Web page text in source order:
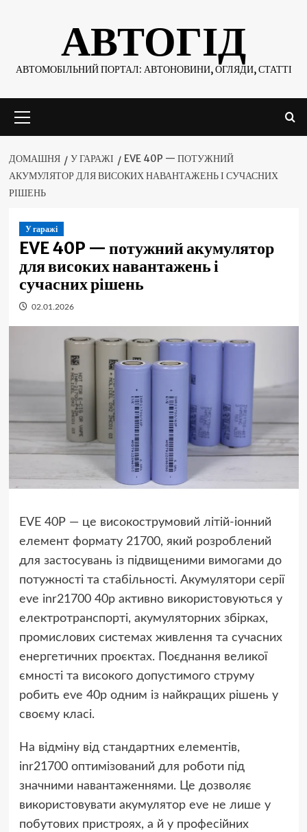
АВТОГІД
АВТОМОБІЛЬНИЙ ПОРТАЛ: АВТОНОВИНИ, ОГЛЯДИ, СТАТТІ
меню
ДОМАШНЯ У ГАРАЖІ
EVE 40P — ПОТУЖНИЙ
АКУМУЛЯТОР ДЛЯ ВИСОКИХ НАВАНТАЖЕНЬ І СУЧАСНИХ
РІШЕНЬ
У гаражі
EVE 40P — потужний акумулятор
для високих навантажень і
сучасних рішень
02.01.2026
EVE 40P — це високострумовий літій-іонний
елемент формату 21700, який розроблений
для застосувань із підвищеними вимогами до
потужності та стабільності. Акумулятори серії
eve inr21700 40p активно використовуються у
електротранспорті, акумуляторних збірках,
промислових системах живлення та сучасних
енергетичних проєктах. Поєднання великої
ємності та високого допустимого струму
робить eve 40p одним із найкращих рішень у
своєму класі.
На відміну від стандартних елементів,
inr21700 оптимізований для роботи під
значними навантаженнями. Це дозволяє
використовувати акумулятор eve не лише у
побутових пристроях, а й у професійних